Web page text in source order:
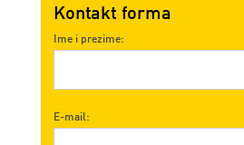
Kontakt forma
Ime i prezime:
E-mail: